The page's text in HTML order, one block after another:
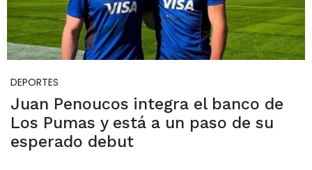
DEPORTES
Juan Penoucos integra el banco de
Los Pumas y está a un paso de su
esperado debut